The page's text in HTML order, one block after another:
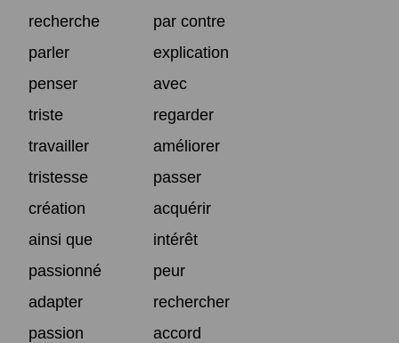
recherche
par contre
parler
explication
penser
avec
triste
regarder
travailler
améliorer
tristesse
passer
création
acquérir
ainsi que
intérêt
passionné
peur
adapter
rechercher
passion
accord